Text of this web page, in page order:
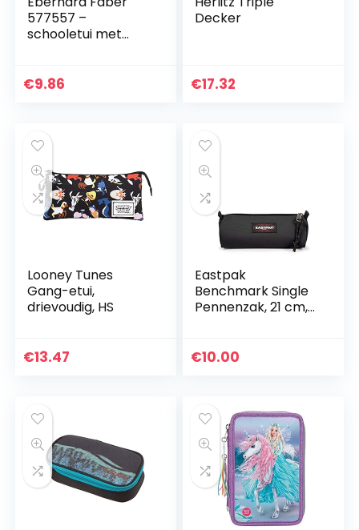
577557 –
schooletui met
schrijf- en
€9.86
Decker
€17.32
Looney Tunes
Gang-etui,
drievoudig, HS
€13.47
Eastpak
Benchmark Single
Pennenzak, 21 cm,
€10.00